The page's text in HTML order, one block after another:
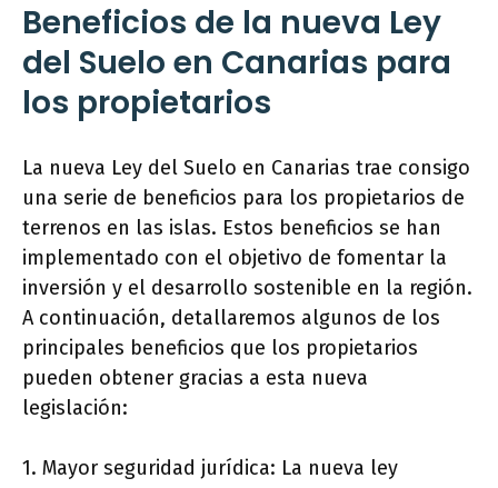
Beneficios de la nueva Ley
del Suelo en Canarias para
los propietarios
La nueva Ley del Suelo en Canarias trae consigo
una serie de beneficios para los propietarios de
terrenos en las islas. Estos beneficios se han
implementado con el objetivo de fomentar la
inversión y el desarrollo sostenible en la región.
A continuación, detallaremos algunos de los
principales beneficios que los propietarios
pueden obtener gracias a esta nueva
legislación:
1. Mayor seguridad jurídica: La nueva ley